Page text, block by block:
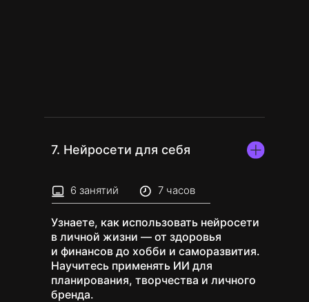
7. Нейросети для себя
7 часов
6 занятий
Узнаете, как использовать нейросети
в личной жизни — от здоровья
и финансов до хобби и саморазвития.
Научитесь применять ИИ для
планирования, творчества и личного
бренда.